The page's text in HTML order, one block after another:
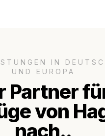
IN
UND EUROPA
Partner
von
nach..